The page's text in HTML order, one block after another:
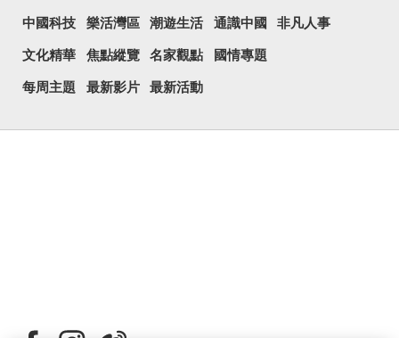
中國科技 樂活灣區 潮遊生活 通識中國 非凡人事
文化精華 焦點縱覽 名家觀點 國情專題
每周主題 最新影片 最新活動